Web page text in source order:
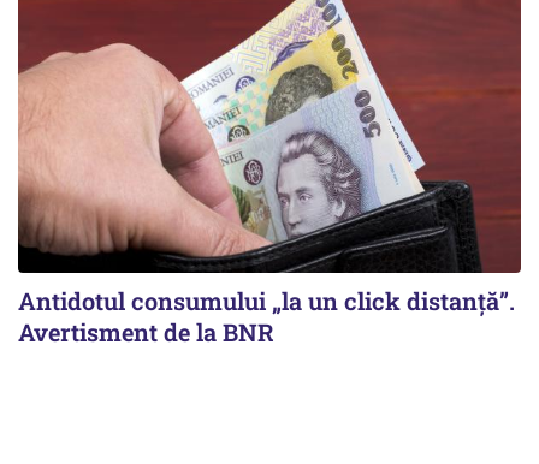
Antidotul consumului „la un click distanță”.
Avertisment de la BNR